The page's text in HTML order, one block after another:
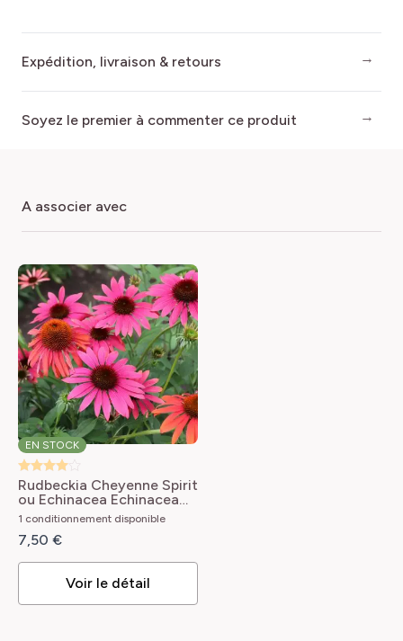
Expédition, livraison & retours
Soyez le premier à commenter ce produit
a associer avec
EN STOCK
Rudbeckia Cheyenne Spirit
ou Echinacea Echinacea
purpurea Cheyenne Spirit
1 conditionnement disponible
7,50 €
Voir le détail